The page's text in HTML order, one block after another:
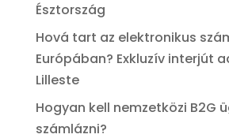
Észtország
Hová tart az elektronikus
Európában? Exkluzív interjút
Lilleste
Hogyan kell nemzetközi B2G
számlázni?